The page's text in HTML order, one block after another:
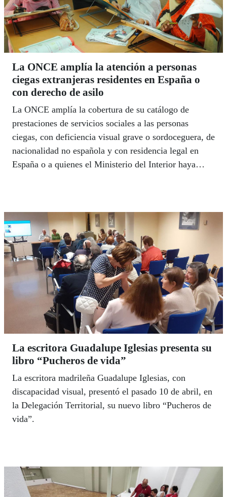
La ONCE amplía la atención a personas
ciegas extranjeras residentes en España o
con derecho de asilo
La ONCE amplía la cobertura de su catálogo de
prestaciones de servicios sociales a las personas
ciegas, con deficiencia visual grave o sordoceguera, de
nacionalidad no española y con residencia legal en
España o a quienes el Ministerio del Interior haya
La escritora Guadalupe Iglesias presenta su
libro “Pucheros de vida”
La escritora madrileña Guadalupe Iglesias, con
discapacidad visual, presentó el pasado 10 de abril, en
la Delegación Territorial, su nuevo libro “Pucheros de
vida”.